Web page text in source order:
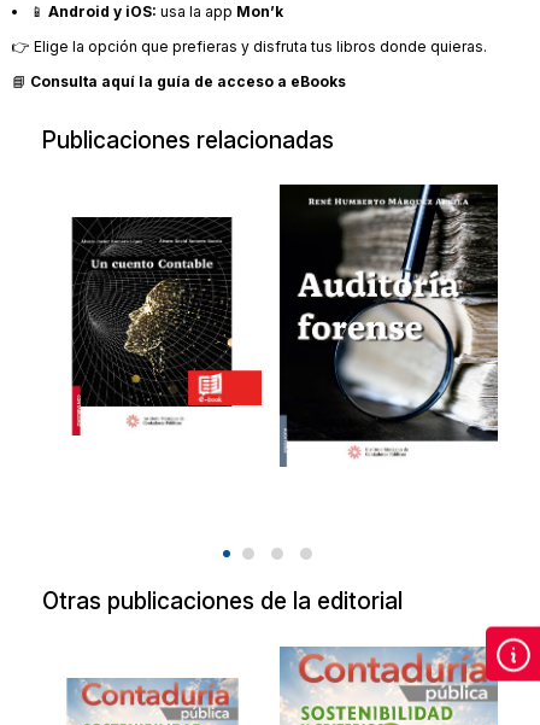
📱 Android y iOS: usa la app Mon’k
👉 Elige la opción que prefieras y disfruta tus libros donde quieras.
📘 Consulta aquí la guía de acceso a eBooks
Publicaciones relacionadas
Un cuento
contable
Un cuento contable
2021
$349.00
Auditoría
forense
20180411
$217.00
Otras publicaciones de la editorial